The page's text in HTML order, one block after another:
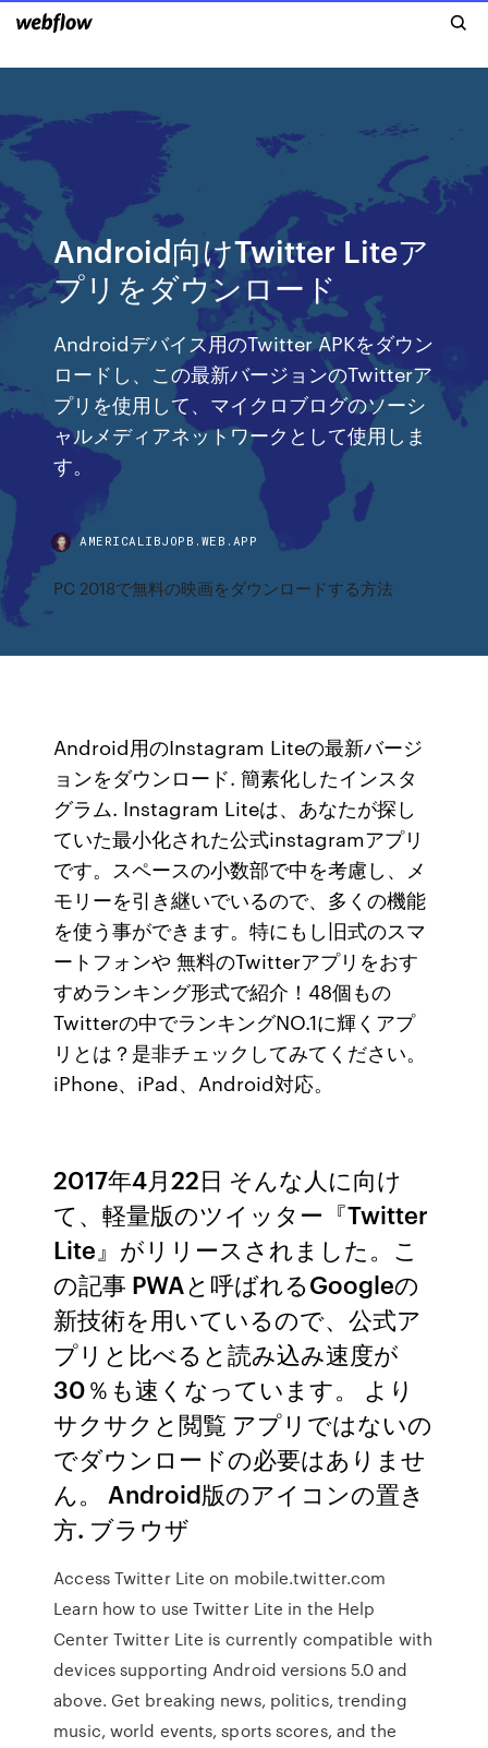
Android向けTwitter Liteア
プリをダウンロード
Androidデバイス用のTwitter APKをダウン
ロードし、この最新バージョンのTwitterア
プリを使用して、マイクロブログのソーシ
ャルメディアネットワークとして使用しま
す。
AMERICALIBJOPB.WEB.APP
PC 2018で無料の映画をダウンロードする方法
Android用のInstagram Liteの最新バージ
ョンをダウンロード. 簡素化したインスタ
グラム. Instagram Liteは、あなたが探し
ていた最小化された公式instagramアプリ
です。スペースの小数部で中を考慮し、メ
モリーを引き継いでいるので、多くの機能
を使う事ができます。特にもし旧式のスマ
ートフォンや 無料のTwitterアプリをおす
すめランキング形式で紹介！48個もの
Twitterの中でランキングNO.1に輝くアプ
リとは？是非チェックしてみてください。
iPhone、iPad、Android対応。
2017年4月22日 そんな人に向け
て、軽量版のツイッター『Twitter
Lite』がリリースされました。こ
の記事 PWAと呼ばれるGoogleの
新技術を用いているので、公式ア
プリと比べると読み込み速度が
30％も速くなっています。 より
サクサクと閲覧 アプリではないの
でダウンロードの必要はありませ
ん。 Android版のアイコンの置き
方. ブラウザ
Access Twitter Lite on mobile.twitter.com
Learn how to use Twitter Lite in the Help
Center Twitter Lite is currently compatible with
devices supporting Android versions 5.0 and
above. Get breaking news, politics, trending
music, world events, sports scores, and the